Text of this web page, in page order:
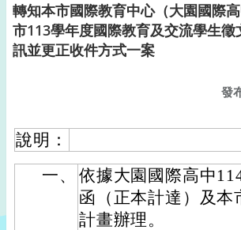
轉知本市國際教育中心（大園國際
市113學年度國際教育及交流學生徵
訊並更正收件方式一案
發
說明：
一、
依據大園國際高中
函（正本計達）及本
計畫辦理。